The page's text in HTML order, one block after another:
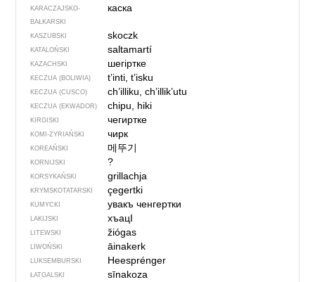
KARACZAJSKO-
BAŁKARSKI
каска
KASZUBSKI skoczk
KATALOŃSKI saltamartí
KAZACHSKI шегіртке
KECZUA (BOLIWIA) t’inti, t’isku
KECZUA (CUSCO) ch’illiku, ch’illik’utu
KECZUA (EKWADOR) chipu, hiki
KIRGISKI чегиртке
KOMI-ZYRIAŃSKI чирк
KOREAŃSKI 메뚜기
KORNIJSKI ?
KORSYKAŃSKI grillachja
KRYMSKOTATARSKI çegertki
KUMYCKI увакъ ченгертки
LAKIJSKI хъацI
LITEWSKI žiógas
LIWOŃSKI āinakerk
LUKSEMBURSKI Heesprénger
ŁATGALSKI sīnakoza